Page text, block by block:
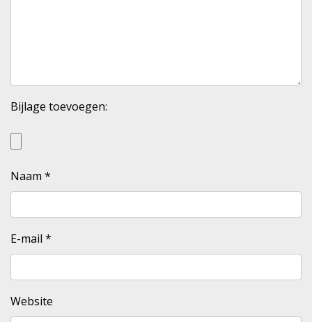
Bijlage toevoegen:
Naam *
E-mail *
Website